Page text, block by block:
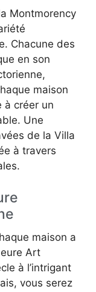
Montmorency
Chacune des
en son
maison
à créer un
Une
de la Villa
à travers
maison a
Art
à l’intrigant
vous serez